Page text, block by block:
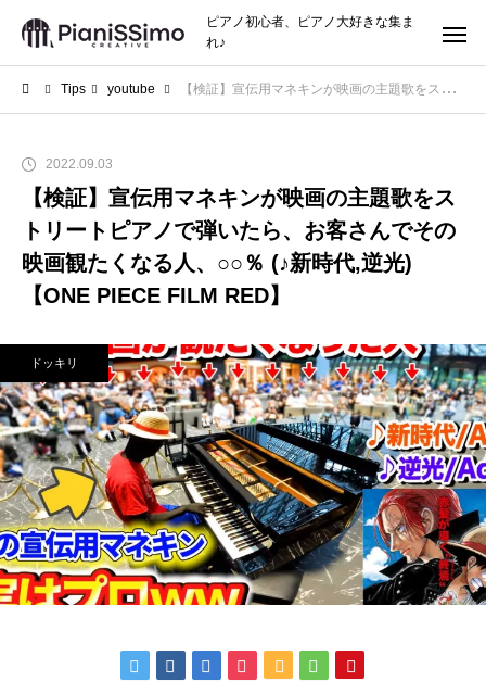
ピアノ初心者、ピアノ大好きな集ま
れ♪
Tips youtube 【検証】宣伝用マネキンが映画の主題歌をストリートピアノで弾いたら、お客さんでその映画観たくなる人、○○％ (♪新時代,逆光)【ONE PIECE FILM RED】
2022.09.03
【検証】宣伝用マネキンが映画の主題歌をス
トリートピアノで弾いたら、お客さんでその
映画観たくなる人、○○％ (♪新時代,逆光)
【ONE PIECE FILM RED】
ドッキリ